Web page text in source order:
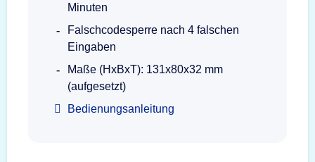
Minuten
Falschcodesperre nach 4 falschen
Eingaben
Maße (HxBxT): 131x80x32 mm
(aufgesetzt)
Bedienungsanleitung